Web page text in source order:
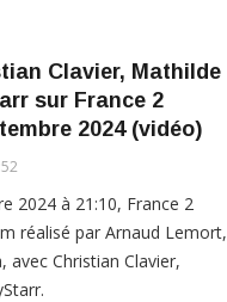
Clavier, Mathilde
sur France 2
2024 (vidéo)
2024 à 21:10, France 2
réalisé par Arnaud Lemort,
avec Christian Clavier,